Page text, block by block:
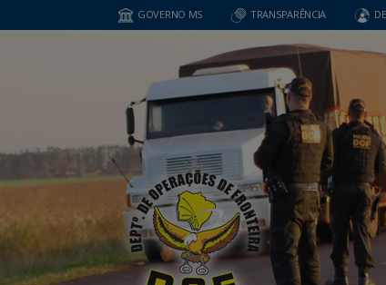
GOVERNO MS TRANSPARÊNCIA